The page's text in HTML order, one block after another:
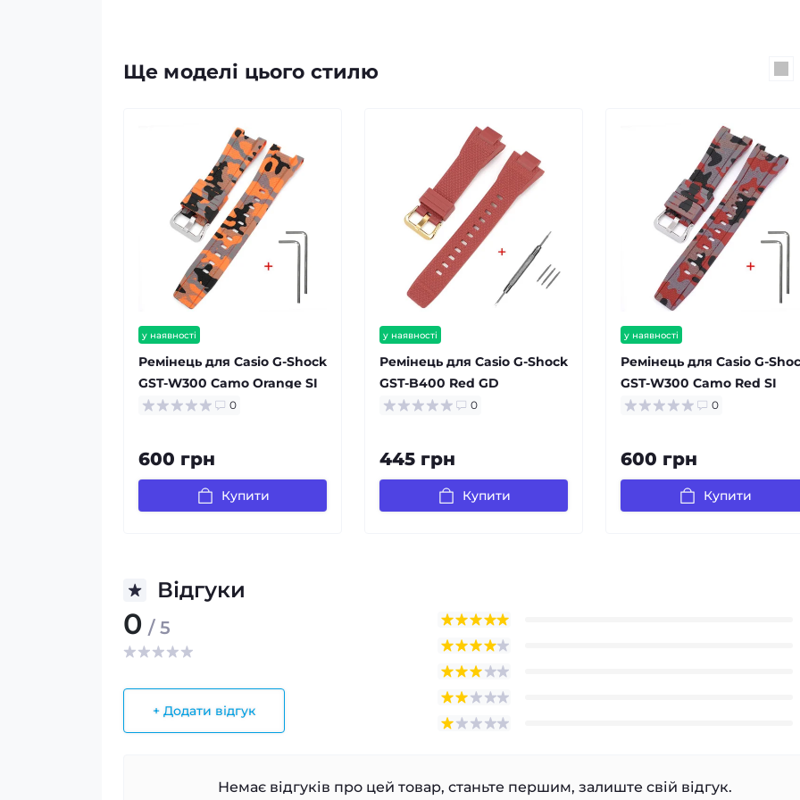
Ще моделі цього стилю
у наявності
Ремінець для Casio G-Shock
GST-W300 Camo Orange SI
0
600 грн
Купити
у наявності
Ремінець для Casio G-Shock
GST-B400 Red GD
0
445 грн
Купити
у наявності
Ремінець для Casio G-
GST-W300 Camo Red SI
0
600 грн
Купити
Відгуки
0 / 5
+ Додати відгук
Немає відгуків про цей товар, станьте першим, залиште свій відгук.